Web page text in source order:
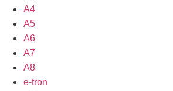
A4
A5
A6
A7
A8
e-tron